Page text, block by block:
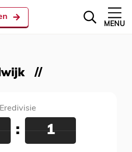
MENU
Eredivisie
: 1